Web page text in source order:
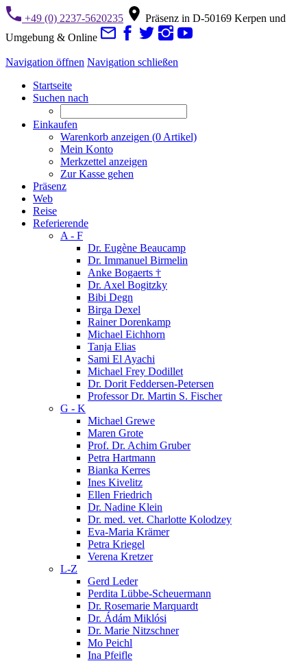
+49 (0) 2237-5620235
Präsenz in D-50169 Kerpen und
Umgebung & Online
Navigation öffnen Navigation schließen
Startseite
Suchen nach
Einkaufen
Warenkorb anzeigen (0 Artikel)
Mein Konto
Merkzettel anzeigen
Zur Kasse gehen
Präsenz
Web
Reise
Referierende
A - F
Dr. Eugène Beaucamp
Dr. Immanuel Birmelin
Anke Bogaerts †
Dr. Axel Bogitzky
Bibi Degn
Birga Dexel
Rainer Dorenkamp
Michael Eichhorn
Tanja Elias
Sami El Ayachi
Michael Frey Dodillet
Dr. Dorit Feddersen-Petersen
Professor Dr. Martin S. Fischer
G - K
Michael Grewe
Maren Grote
Prof. Dr. Achim Gruber
Petra Hartmann
Bianka Kerres
Ines Kivelitz
Ellen Friedrich
Dr. Nadine Klein
Dr. med. vet. Charlotte Kolodzey
Eva-Maria Krämer
Petra Kriegel
Verena Kretzer
L-Z
Gerd Leder
Perdita Lübbe-Scheuermann
Dr. Rosemarie Marquardt
Dr. Ádám Miklósi
Dr. Marie Nitzschner
Mo Peichl
Ina Pfeifle